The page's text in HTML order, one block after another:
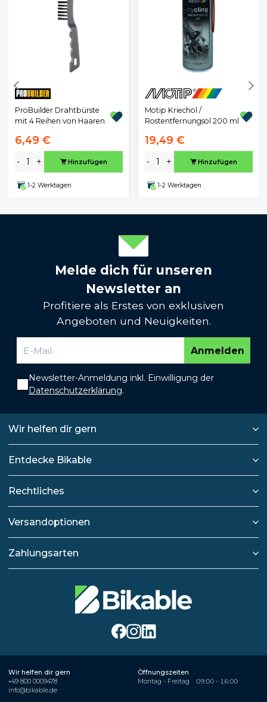
ProBuilder Drahtbürste
mit 4 Reihen von Haaren
6,49 €
- + Hinzufügen
1-2 Werktagen
Motip Kriechöl /
Rostentfernungsöl 200 ml
19,49 €
- + Hinzufügen
1-2 Werktagen
Melde dich für unseren
Newsletter an
Profitiere als Erstes von exklusiven
Angeboten und Neuigkeiten.
Anmelden
Newsletter-Anmeldung inkl. Einwilligung der
Datenschutzerklärung.
Wir helfen dir gern
Entdecke Bikable
Rechtliches
Versandoptionen
Zahlungsarten
Wir helfen dir gern
+49 800 0009478
info@bikable.de
Öffnungszeiten
Montag - Freitag
09:00 - 16:00